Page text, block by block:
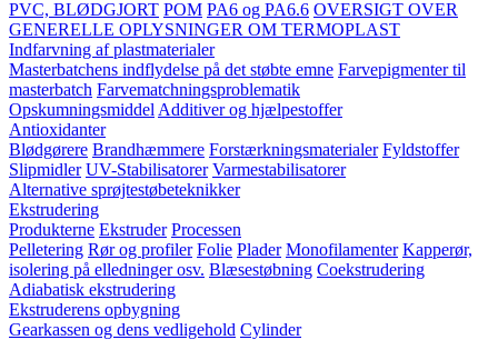
PVC, BLØDGJORT POM PA6 og PA6.6 OVERSIGT OVER
GENERELLE OPLYSNINGER OM TERMOPLAST
Indfarvning af plastmaterialer
Masterbatchens indflydelse på det støbte emne Farvepigmenter til
masterbatch Farvematchningsproblematik
Opskumningsmiddel Additiver og hjælpestoffer
Antioxidanter
Blødgørere Brandhæmmere Forstærkningsmaterialer Fyldstoffer
Slipmidler UV-Stabilisatorer Varmestabilisatorer
Alternative sprøjtestøbeteknikker
Ekstrudering
Produkterne Ekstruder Processen
Pelletering Rør og profiler Folie Plader Monofilamenter Kapperør,
isolering på elledninger osv. Blæsestøbning Coekstrudering
Adiabatisk ekstrudering
Ekstruderens opbygning
Gearkassen og dens vedligehold Cylinder